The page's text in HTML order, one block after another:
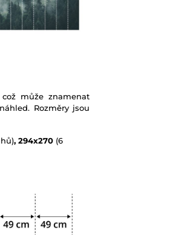
může znamenat
Rozměry jsou
, 294x270 (6